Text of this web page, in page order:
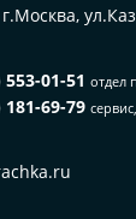
553-01-51 отдел
181-69-79